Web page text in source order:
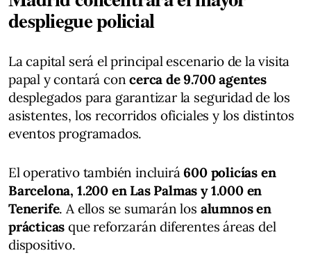
despliegue policial
La capital será el principal escenario de la visita
papal y contará concerca de 9.700 agentes
desplegados para garantizar la seguridad de los
asistentes, los recorridos oficiales y los distintos
eventos programados.
El operativo también incluirá600 policías en
Barcelona, 1.200 en Las Palmas y 1.000 en
Tenerife. A ellos se sumarán los alumnos en
prácticas que reforzarán diferentes áreas del
dispositivo.